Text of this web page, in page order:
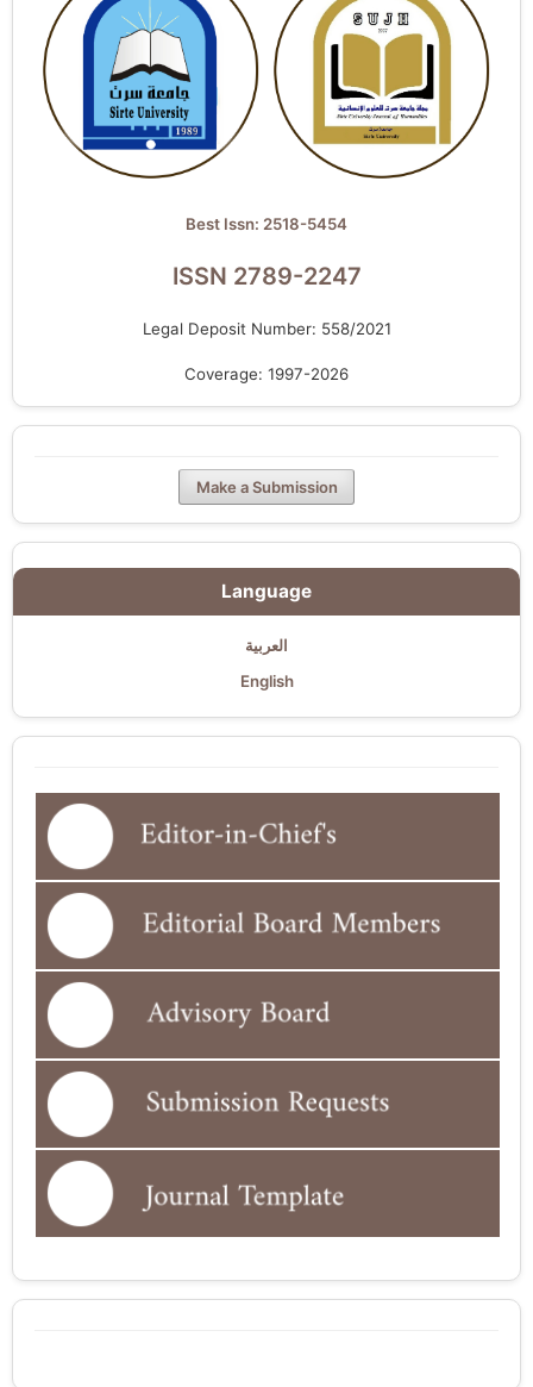
Best Issn: 2518-5454
ISSN 2789-2247
Legal Deposit Number: 558/2021
Coverage: 1997-2026
Make a Submission
Language
العربية
English